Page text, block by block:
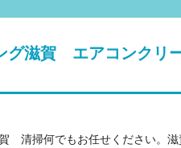
グ滋賀 エアコンクリ
清掃何でもお任せください。